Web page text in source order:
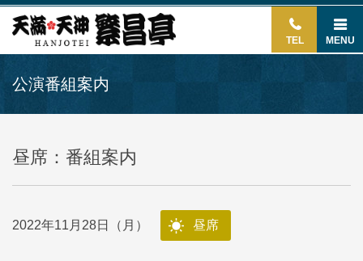
TEL MENU
公演番組案内
昼席：番組案内
2022年11月28日（月） 昼席